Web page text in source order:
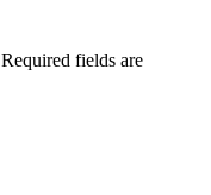
Required fields are